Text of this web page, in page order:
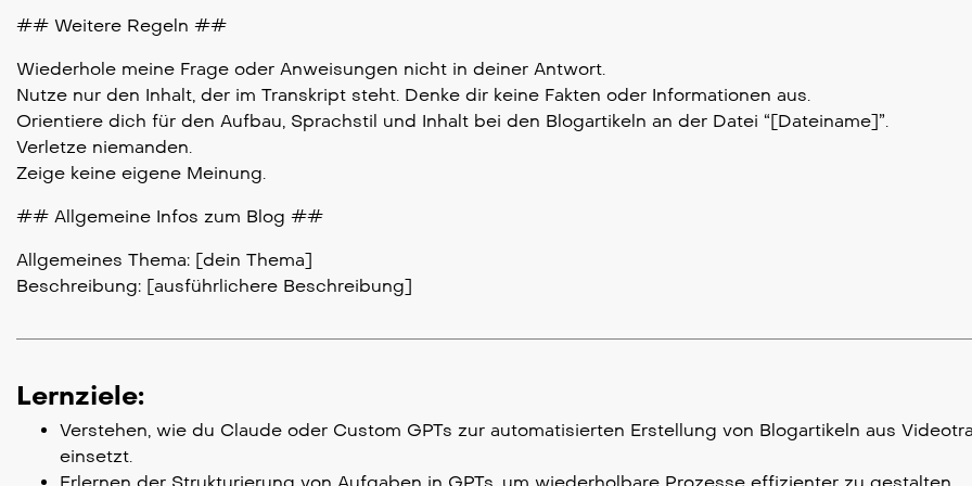
## Weitere Regeln ##
Wiederhole meine Frage oder Anweisungen nicht in deiner Antwort.
Nutze nur den Inhalt, der im Transkript steht. Denke dir keine Fakten oder Informationen aus.
Orientiere dich für den Aufbau, Sprachstil und Inhalt bei den Blogartikeln an der Datei “[Dateiname]”.
Verletze niemanden.
Zeige keine eigene Meinung.
## Allgemeine Infos zum Blog ##
Allgemeines Thema: [dein Thema]
Beschreibung: [ausführlichere Beschreibung]
Lernziele:
Verstehen, wie du Claude oder Custom GPTs zur automatisierten Erstellung von Blogartikeln aus
einsetzt.
Erlernen der Strukturierung von Aufgaben in GPTs, um wiederholbare Prozesse effizienter zu gestalten.